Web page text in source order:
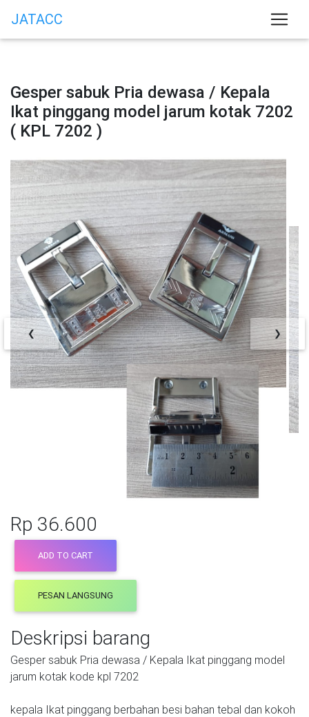
JATACC
Gesper sabuk Pria dewasa / Kepala
Ikat pinggang model jarum kotak 7202
( KPL 7202 )
❮ ❯
Rp 36.600
ADD TO CART
PESAN LANGSUNG
Deskripsi barang
Gesper sabuk Pria dewasa / Kepala Ikat pinggang model
jarum kotak kode kpl 7202
kepala Ikat pinggang berbahan besi bahan tebal dan kokoh